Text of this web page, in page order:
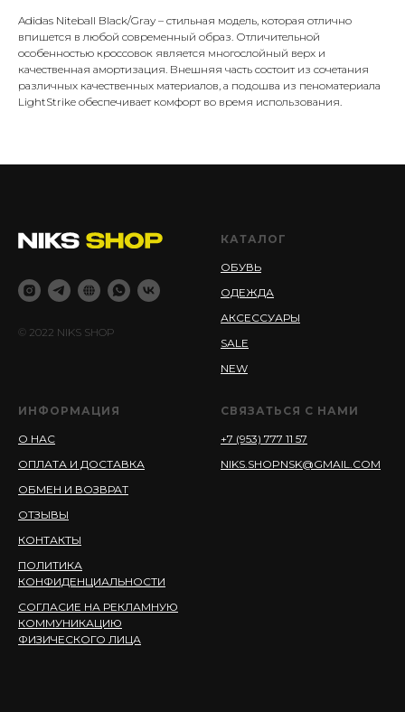
Adidas Niteball Black/Gray – стильная модель, которая отлично
впишется в любой современный образ. Отличительной
особенностью кроссовок является многослойный верх и
качественная амортизация. Внешняя часть состоит из сочетания
различных качественных материалов, а подошва из пеноматериала
LightStrike обеспечивает комфорт во время использования.
© 2022 NIKS SHOP
КАТАЛОГ
ОБУВЬ
ОДЕЖДА
АКСЕССУАРЫ
SALE
NEW
ИНФОРМАЦИЯ
О НАС
ОПЛАТА И ДОСТАВКА
ОБМЕН И ВОЗВРАТ
ОТЗЫВЫ
КОНТАКТЫ
ПОЛИТИКА
КОНФИДЕНЦИАЛЬНОСТИ
СОГЛАСИЕ НА РЕКЛАМНУЮ
КОММУНИКАЦИЮ
ФИЗИЧЕСКОГО ЛИЦА
СВЯЗАТЬСЯ С НАМИ
+7 (953) 777 11 57
NIKS.SHOPNSK@GMAIL.COM